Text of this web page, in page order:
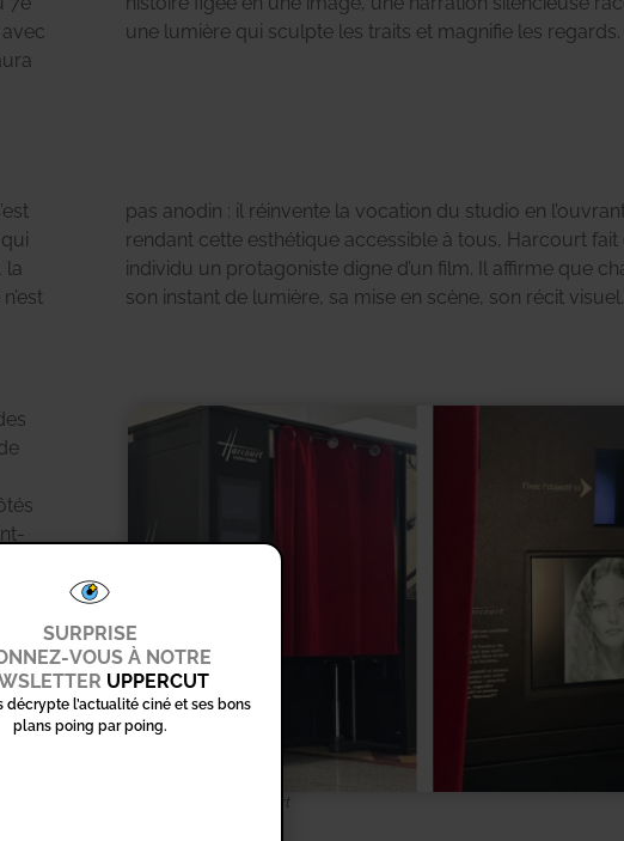
une lumière qui sculpte les traits et magnifie les regards.
la
En
son instant de lumière, sa mise en scène, son récit visuel.
Cabines photos Harcourt
SURPRISE
VOUS À NOTRE
UPPERCUT
décrypte l’actualité ciné et ses bons
plans poing par poing.